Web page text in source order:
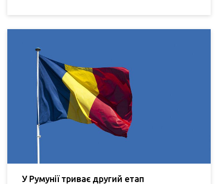
У Румунії триває другий етап